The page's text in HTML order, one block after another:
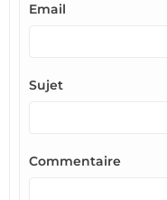
Email
Sujet
Commentaire